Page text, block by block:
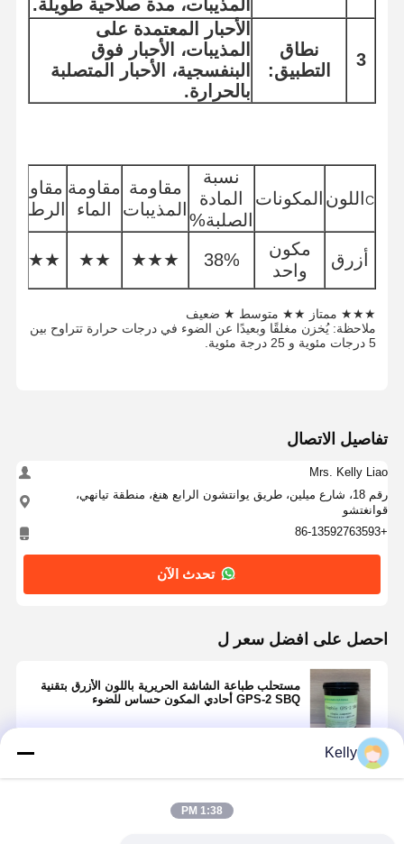
المذيبات، مدة صلاحية طويلة.
3
نطاق
التطبيق:
الأحبار المعتمدة على
المذيبات، الأحبار فوق
البنفسجية، الأحبار المتصلبة
بالحرارة.
Cاللون المكونات
نسبة
المادة
الصلبة%
مقاومة
المذيبات
مقاومة
الماء
مقاومة
الرطوبة
أزرق
مكون
واحد
38%
★★★
★★
★★★
★★★ ممتاز ★★ متوسط ★ ضعيف
ملاحظة: يُخزن مغلقًا وبعيدًا عن الضوء في درجات حرارة تتراوح بين
5 درجات مئوية و 25 درجة مئوية.
تفاصيل الاتصال
Mrs. Kelly Liao
رقم 18، شارع ميلين، طريق يوانتشون الرابع هنغ، منطقة تيانهي،
قوانغتشو
+86-13592763593
تحدث الآن
احصل على افضل سعر ل
مستحلب طباعة الشاشة الحريرية باللون الأزرق بتقنية
GPS-2 SBQ أحادي المكون حساس للضوء
استمر
Kelly
1:38 PM